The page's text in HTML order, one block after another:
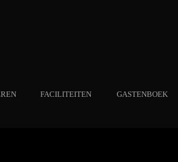
FACILITEITEN GASTENBOEK